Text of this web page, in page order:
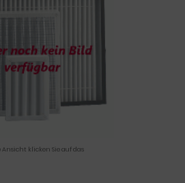
Ansicht klicken Sie auf das